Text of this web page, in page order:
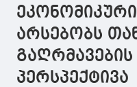
არსებობს
პერსპექტივა